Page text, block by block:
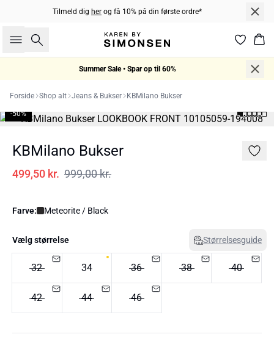
Tilmeld dig her og få 10% på din første ordre*
Søg
Summer Sale • Spar op til 60%
Forside Shop alt Jeans & Bukser KBMilano Bukser
-50%
KBMilano Bukser
499,50 kr. 999,00 kr.
Farve: Meteorite / Black
Vælg størrelse Størrelsesguide
32 34 36 38 40
42 44 46